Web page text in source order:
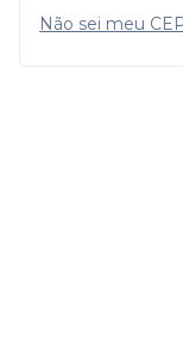
Não sei meu